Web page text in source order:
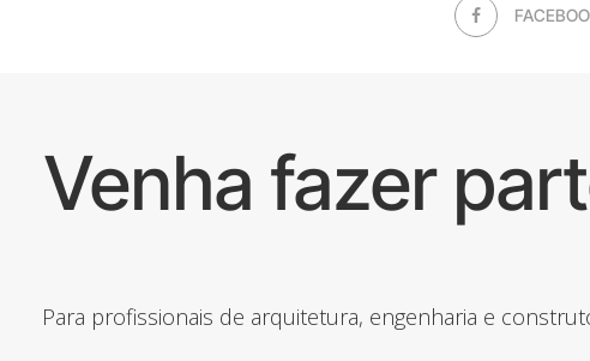
Venha fazer
Para profissionais de arquitetura, engenharia e